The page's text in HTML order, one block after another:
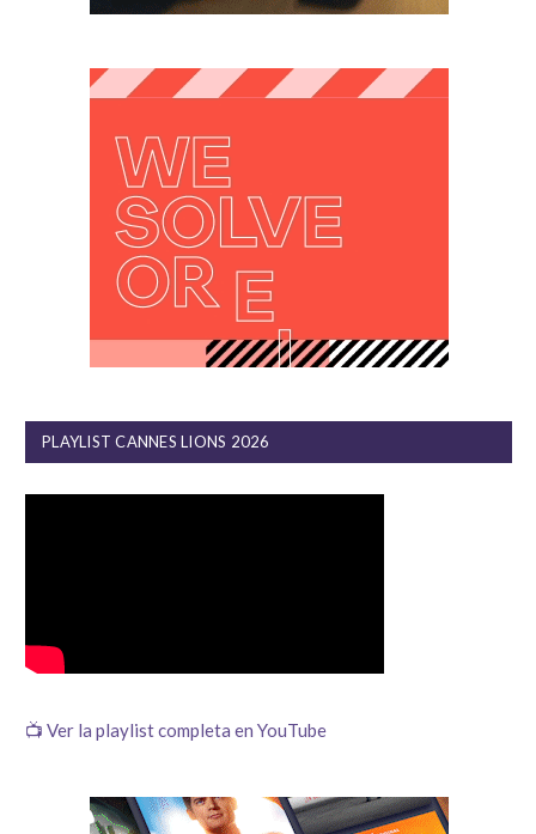
PLAYLIST CANNES LIONS 2026
📺 Ver la playlist completa en YouTube